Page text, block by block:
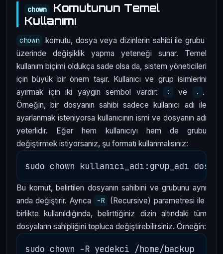
chown
Komutunun Temel
Kullanımı
chown
komutu, dosya veya dizinlerin sahibi ile grubu
üzerinde değişiklik yapma yeteneği sunar. Temel
kullanım biçimi oldukça sade olsa da, sistem yöneticileri
için büyük bir önem taşır. Kullanıcı ve grup isimlerini
ayırmak için iki yaygın sembol vardır:
: ve . .
Örneğin, bir dosyanın sahibi sadece kullanıcı adı ile
ayarlanmak isteniyorsa kullanıcının ismi ve dosyanın adı
yeterlidir. Eğer hem kullanıcıyı hem de grubu
değiştirmek istiyorsanız, şu formatı kullanmalısınız:
Bu komut, belirtilen dosyanın sahibini ve grubunu aynı
anda değiştirir. Ayrıca
-R
(Recursive) parametresi ile
birlikte kullanıldığında, belirttiğiniz dizin altındaki tüm
dosyaların sahipliğini topluca değiştirebilirsiniz. Örneğin: